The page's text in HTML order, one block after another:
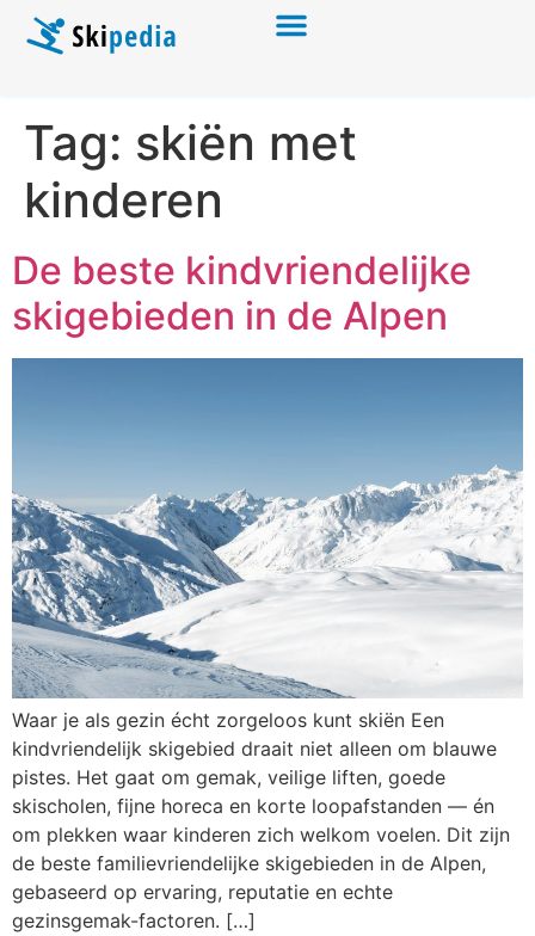
Tag: skiën met
kinderen
De beste kindvriendelijke
skigebieden in de Alpen
Waar je als gezin écht zorgeloos kunt skiën Een
kindvriendelijk skigebied draait niet alleen om blauwe
pistes. Het gaat om gemak, veilige liften, goede
skischolen, fijne horeca en korte loopafstanden — én
om plekken waar kinderen zich welkom voelen. Dit zijn
de beste familievriendelijke skigebieden in de Alpen,
gebaseerd op ervaring, reputatie en echte
gezinsgemak-factoren. […]